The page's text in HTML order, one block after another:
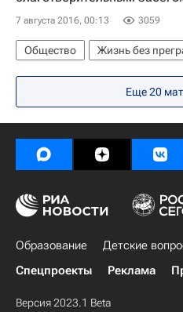
7 августа 2016, 00:13 3059
Общество Жизнь без
РЖД
ВДНХ
Здоровье
Еще 20
Образование Детские
Спецпроекты
Реклама
Версия 2023.1 Beta